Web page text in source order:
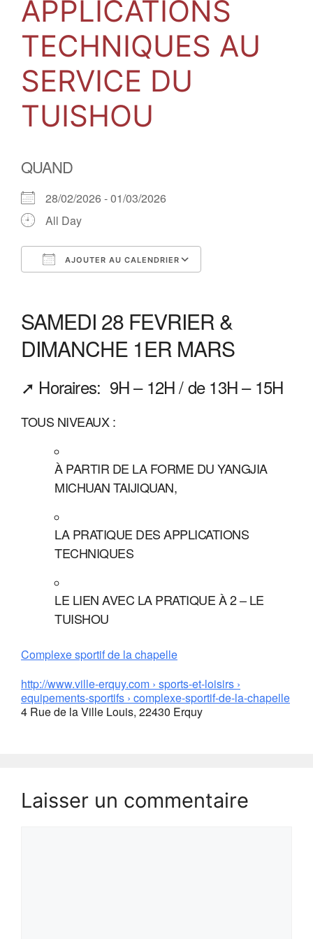
APPLICATIONS
TECHNIQUES AU
SERVICE DU
TUISHOU
QUAND
28/02/2026 - 01/03/2026
All Day
AJOUTER AU CALENDRIER
SAMEDI 28 FEVRIER &
DIMANCHE 1ER MARS
Horaires: 9H – 12H / de 13H – 15H
TOUS NIVEAUX :
À PARTIR DE LA FORME DU YANGJIA
MICHUAN TAIJIQUAN,
LA PRATIQUE DES APPLICATIONS
TECHNIQUES
LE LIEN AVEC LA PRATIQUE À 2 – LE
TUISHOU
Complexe sportif de la chapelle
http://www.ville-erquy.com › sports-et-loisirs ›
equipements-sportifs › complexe-sportif-de-la-chapelle
4 Rue de la Ville Louis, 22430 Erquy
Laisser un commentaire